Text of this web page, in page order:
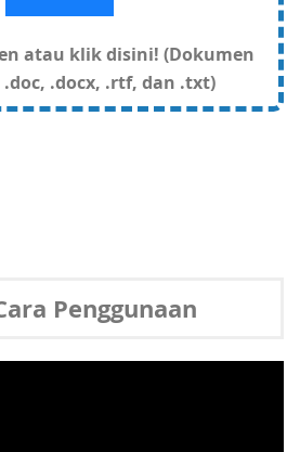
atau klik disini! (Dokumen
.docx, .rtf, dan .txt)
Penggunaan